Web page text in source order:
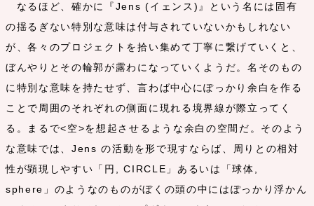
なるほど、確かに『Jens (イェンス)』という名には固有
の揺るぎない特別な意味は付与されていないかもしれない
が、各々のプロジェクトを拾い集めて丁寧に繋げていくと、
ぼんやりとその輪郭が露わになっていくようだ。名そのもの
に特別な意味を持たせず、言わば中心にぽっかり余白を作る
ことで周囲のそれぞれの側面に現れる境界線が際立ってく
る。まるで<空>を想起させるような余白の空間だ。そのよう
な意味では、Jens の活動を形で現すならば、周りとの相対
性が顕現しやすい「円, CIRCLE」あるいは「球体,
sphere」のようなのものがぼくの頭の中にはぽっかり浮かん